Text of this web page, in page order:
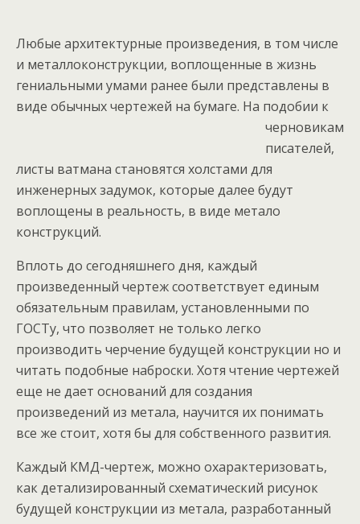
Любые архитектурные произведения, в том числе
и металлоконструкции, воплощенные в жизнь
гениальными умами ранее были представлены в
виде обычных чертежей на бумаге. На подобии к
черновикам
писателей,
листы ватмана становятся холстами для
инженерных задумок, которые далее будут
воплощены в реальность, в виде метало
конструкций.
Вплоть до сегодняшнего дня, каждый
произведенный чертеж соответствует единым
обязательным правилам, установленными по
ГОСТу, что позволяет не только легко
производить черчение будущей конструкции но и
читать подобные наброски. Хотя чтение чертежей
еще не дает оснований для создания
произведений из метала, научится их понимать
все же стоит, хотя бы для собственного развития.
Каждый КМД-чертеж, можно охарактеризовать,
как детализированный схематический рисунок
будущей конструкции из метала, разработанный